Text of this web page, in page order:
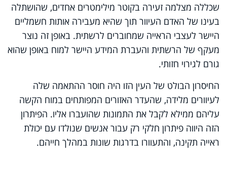
שכללה מצלמה זעירה בקוטר מילימטרים אחדים, שהושתלה
בעינו של האדם העיוור תוך שהיא מעבירה אותות חשמליים
היישר לעצבי הראייה שמחוברים לרשתית. באופן זה נוצר
מעקף של הרשתית והעברת המידע היישר למוח באופן שהוא
גורם לגירוי חזותי.
החיסרון הבולט של העין הזו היה חוסר ההתאמה שלה
לעיוורים מלידה, שהעדר האזורים המפותחים במוח הקשה
עליהם ממילא לקבל את התמונות שהועברו אליו. הפיתרון
הזה היווה פיתרון חלקי רק עבור אנשים שנולדו עם יכולת
ראייה תקינה, והתעוורו בדרגות שונות במהלך חייהם.